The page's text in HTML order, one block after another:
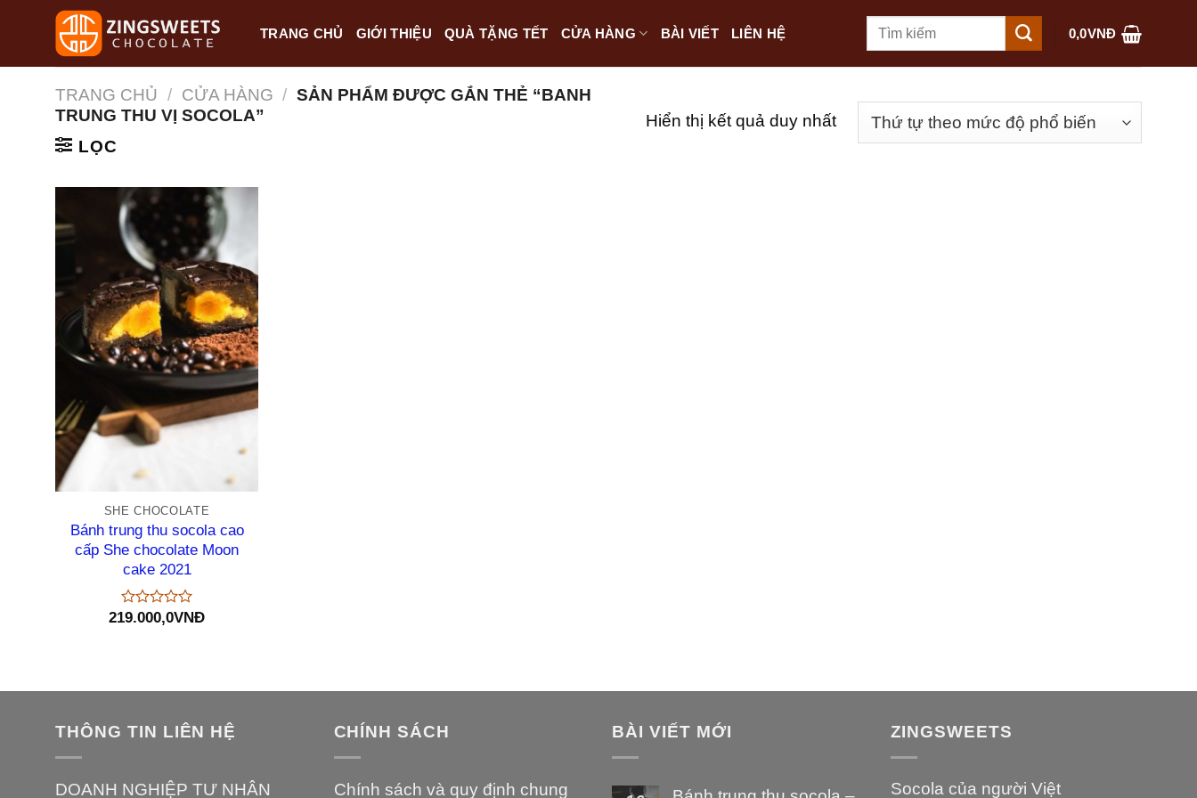
content
TRANG CHỦ GIỚI THIỆU QUÀ TẶNG TẾT CỬA HÀNG BÀI VIẾT LIÊN HỆ
Tìm
0,0VNĐ
TRANG CHỦ / CỬA HÀNG / SẢN PHẨM ĐƯỢC GẮN THẺ “BANH
TRUNG THU VỊ SOCOLA”
LỌC
Hiển thị kết quả duy nhất
SHE CHOCOLATE
Bánh trung thu socola cao
cấp She chocolate Moon
cake 2021
Được
sao
219.000,0VNĐ
THÔNG TIN LIÊN HỆ
DOANH NGHIỆP TƯ NHÂN
CHÍNH SÁCH
Chính sách và quy định chung
BÀI VIẾT MỚI ZINGSWEETS
Socola của người Việt